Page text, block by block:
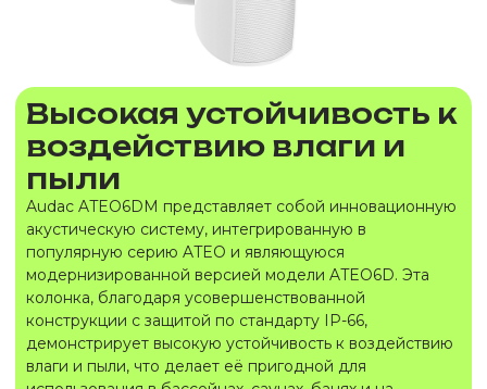
Высокая устойчивость к
воздействию влаги и
пыли
Audac ATEO6DM представляет собой инновационную
акустическую систему, интегрированную в
популярную серию ATEO и являющуюся
модернизированной версией модели ATEO6D. Эта
колонка, благодаря усовершенствованной
конструкции с защитой по стандарту IP-66,
демонстрирует высокую устойчивость к воздействию
влаги и пыли, что делает её пригодной для